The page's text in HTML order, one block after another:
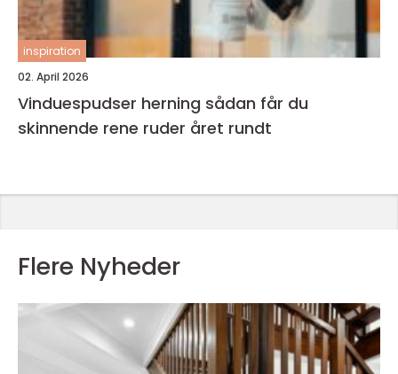
inspiration
02. April 2026
Vinduespudser herning sådan får du
skinnende rene ruder året rundt
Flere Nyheder